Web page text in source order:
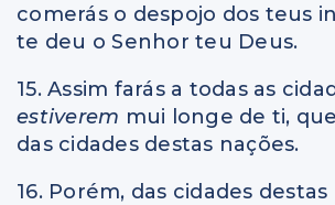
comerás o despojo dos teus
te deu o Senhor teu Deus.
15. Assim farás a todas as
estiverem mui longe de ti,
das cidades destas nações.
16. Porém, das cidades